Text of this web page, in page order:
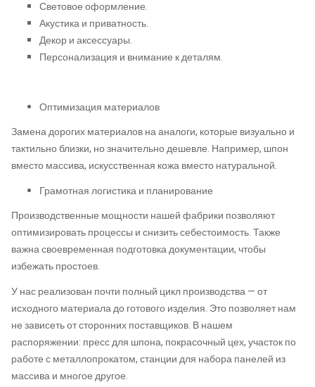
Световое оформление.
Акустика и приватность.
Декор и аксессуары.
Персонализация и внимание к деталям.
Оптимизация материалов
Замена дорогих материалов на аналоги, которые визуально и
тактильно близки, но значительно дешевле. Например, шпон
вместо массива, искусственная кожа вместо натуральной.
Грамотная логистика и планирование
Производственные мощности нашей фабрики позволяют
оптимизировать процессы и снизить себестоимость. Также
важна своевременная подготовка документации, чтобы
избежать простоев.
У нас реализован почти полный цикл производства — от
исходного материала до готового изделия. Это позволяет нам
не зависеть от сторонних поставщиков. В нашем
распоряжении: пресс для шпона, покрасочный цех, участок по
работе с металлопрокатом, станции для набора панелей из
массива и многое другое.